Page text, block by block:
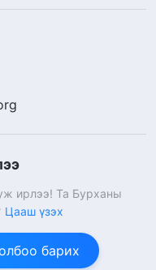
ирлээ! Та Бурханы
Цааш үзэх
барих